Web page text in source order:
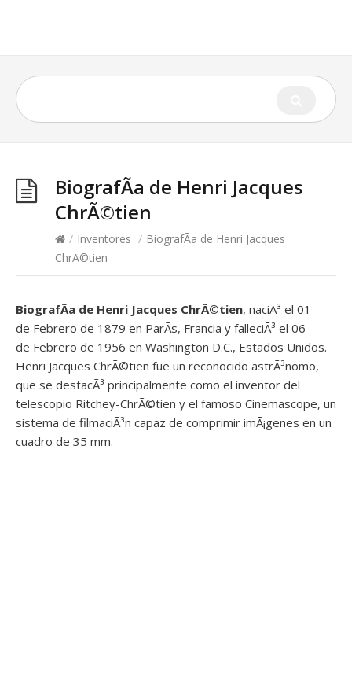
BiografÃ­a de Henri Jacques
ChrÃ©tien
/ Inventores / BiografÃ­a de Henri Jacques
ChrÃ©tien
BiografÃ­a de Henri Jacques ChrÃ©tien, naciÃ³ el 01
de Febrero de 1879 en ParÃ­s, Francia y falleciÃ³ el 06
de Febrero de 1956 en Washington D.C., Estados Unidos.
Henri Jacques ChrÃ©tien fue un reconocido astrÃ³nomo,
que se destacÃ³ principalmente como el inventor del
telescopio Ritchey-ChrÃ©tien y el famoso Cinemascope, un
sistema de filmaciÃ³n capaz de comprimir imÃ¡genes en un
cuadro de 35 mm.